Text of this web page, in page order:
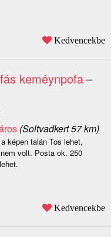
Kedvencekbe
keméynpofa–
(Soltvadkert 57 km)
képen talán Tos lehet,
volt. Posta ok. 250
Kedvencekbe